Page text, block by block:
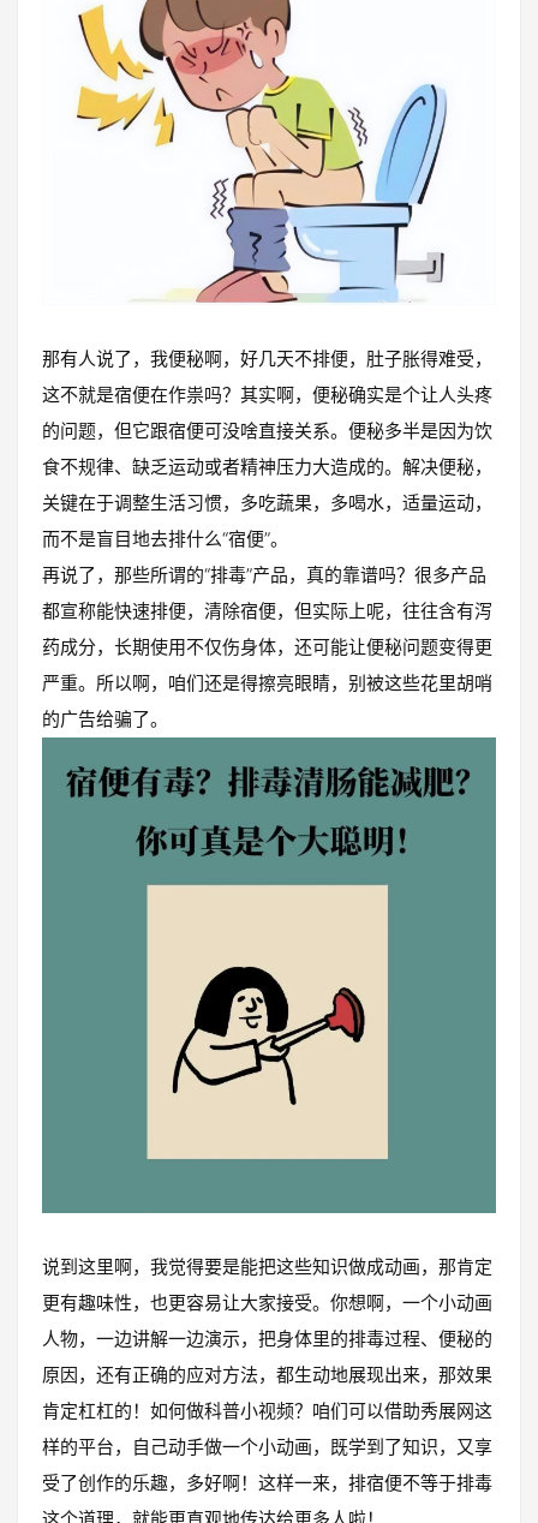
那有人说了，我便秘啊，好几天不排便，肚子胀得难受，
这不就是宿便在作祟吗？其实啊，便秘确实是个让人头疼
的问题，但它跟宿便可没啥直接关系。便秘多半是因为饮
食不规律、缺乏运动或者精神压力大造成的。解决便秘，
关键在于调整生活习惯，多吃蔬果，多喝水，适量运动，
而不是盲目地去排什么“宿便”。
再说了，那些所谓的“排毒”产品，真的靠谱吗？很多产品
都宣称能快速排便，清除宿便，但实际上呢，往往含有泻
药成分，长期使用不仅伤身体，还可能让便秘问题变得更
严重。所以啊，咱们还是得擦亮眼睛，别被这些花里胡哨
的广告给骗了。
说到这里啊，我觉得要是能把这些知识做成动画，那肯定
更有趣味性，也更容易让大家接受。你想啊，一个小动画
人物，一边讲解一边演示，把身体里的排毒过程、便秘的
原因，还有正确的应对方法，都生动地展现出来，那效果
肯定杠杠的！如何做科普小视频？咱们可以借助秀展网这
样的平台，自己动手做一个小动画，既学到了知识，又享
受了创作的乐趣，多好啊！这样一来，排宿便不等于排毒
这个道理，就能更直观地传达给更多人啦！